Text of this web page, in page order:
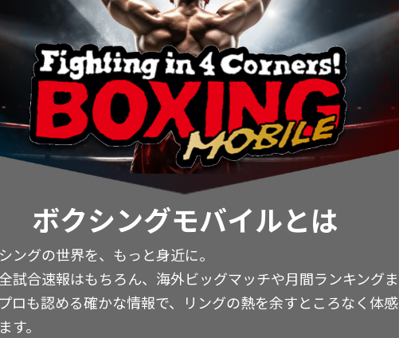
ボクシングモバイルとは
ングの世界を、もっと身近に。
試合速報はもちろん、海外ビッグマッチや月間ランキングま
ロも認める確かな情報で、リングの熱を余すところなく体感
す。